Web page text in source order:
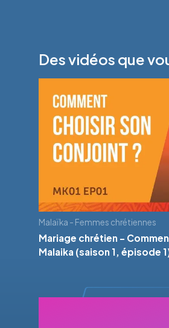
Des vidéos que
Malaïka - Femmes chrétiennes
Mariage chrétien -
Malaika (saison 1, épisode